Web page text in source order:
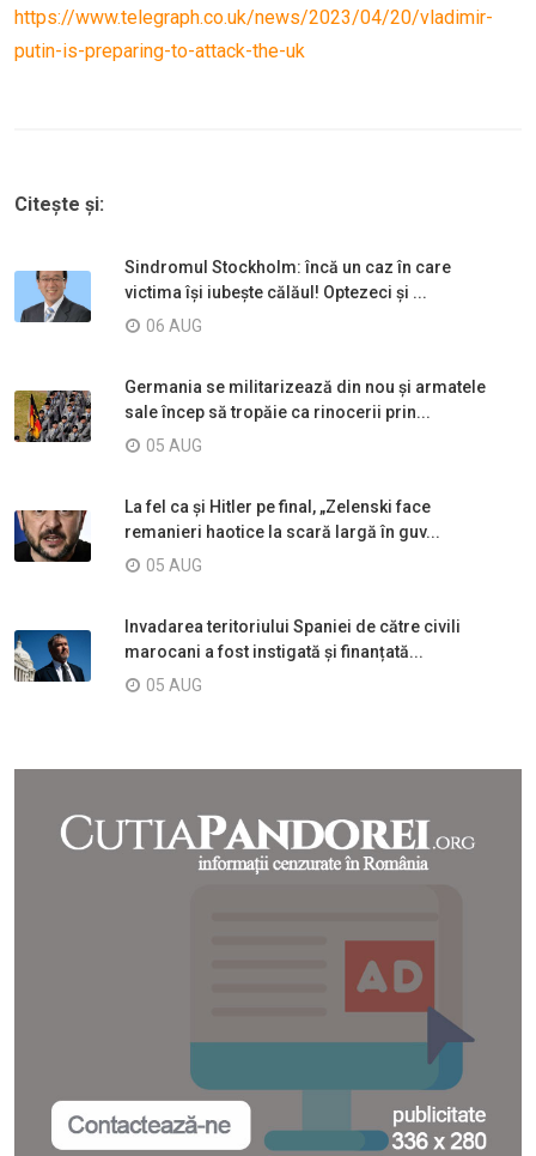
https://www.telegraph.co.uk/news/2023/04/20/vladimir-
putin-is-preparing-to-attack-the-uk
Citește și:
Sindromul Stockholm: încă un caz în care
victima își iubește călăul! Optezeci și ...
06 AUG
Germania se militarizează din nou și armatele
sale încep să tropăie ca rinocerii prin...
05 AUG
La fel ca și Hitler pe final, „Zelenski face
remanieri haotice la scară largă în guv...
05 AUG
Invadarea teritoriului Spaniei de către civili
marocani a fost instigată și finanțată...
05 AUG